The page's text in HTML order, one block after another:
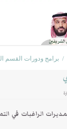
/ برامج ودورات القسم
الراغبات في